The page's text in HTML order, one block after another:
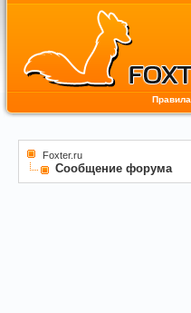
Правила
Foxter.ru
Сообщение форума